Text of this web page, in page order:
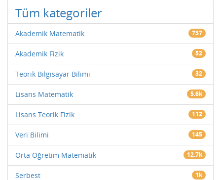
Tüm kategoriler
Akademik Matematik 737
Akademik Fizik 52
Teorik Bilgisayar Bilimi 32
Lisans Matematik 5.6k
Lisans Teorik Fizik 112
Veri Bilimi 145
Orta Öğretim Matematik 12.7k
Serbest 1k